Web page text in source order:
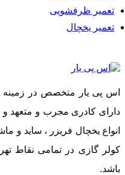
تعمیر ظرفشویی
تعمیر یخچال
اس پی یار متخصص در زمینه
دارای کادری مجرب و متعهد
انواع یخچال فریزر ، ساید
کولر گازی در تمامی نقاط
باشد.